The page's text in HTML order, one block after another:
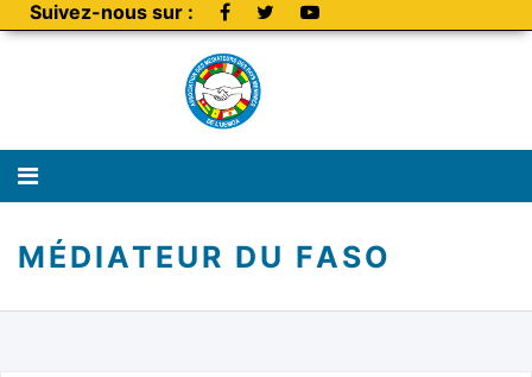
Suivez-nous sur :
MÉDIATEUR DU FASO